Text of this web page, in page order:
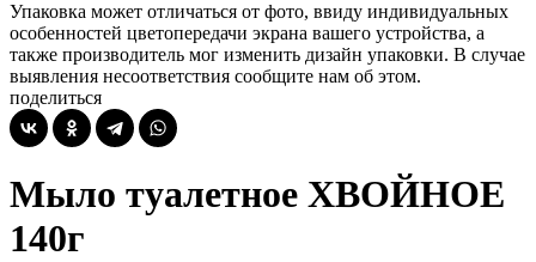
Упаковка может отличаться от фото, ввиду индивидуальных
особенностей цветопередачи экрана вашего устройства, а
также производитель мог изменить дизайн упаковки. В случае
выявления несоответствия сообщите нам об этом.
поделиться
Мыло туалетное ХВОЙНОЕ
140г